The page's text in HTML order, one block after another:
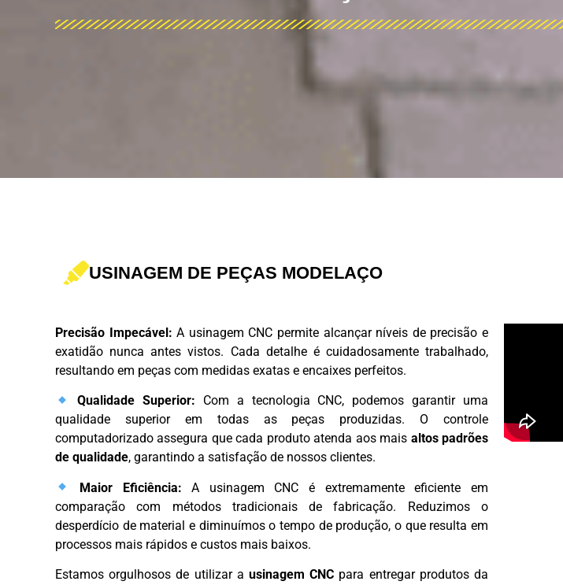
USINAGEM DE PEÇAS MODELAÇO
Precisão Impecável: A usinagem CNC permite alcançar níveis de precisão e
exatidão nunca antes vistos. Cada detalhe é cuidadosamente trabalhado,
resultando em peças com medidas exatas e encaixes perfeitos.
Qualidade Superior: Com a tecnologia CNC, podemos garantir uma
qualidade superior em todas as peças produzidas. O controle
computadorizado assegura que cada produto atenda aos mais altos padrões
de qualidade, garantindo a satisfação de nossos clientes.
Maior Eficiência: A usinagem CNC é extremamente eficiente em
comparação com métodos tradicionais de fabricação. Reduzimos o
desperdício de material e diminuímos o tempo de produção, o que resulta em
processos mais rápidos e custos mais baixos.
Estamos orgulhosos de utilizar a usinagem CNC para entregar produtos da